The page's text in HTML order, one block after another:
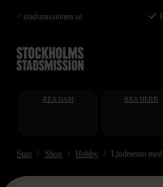
Hoppa
till
huvudinnehåll
< stadsmissionen.se
REA DAM REA HERR
Start Shop Hobby Ljudmemo